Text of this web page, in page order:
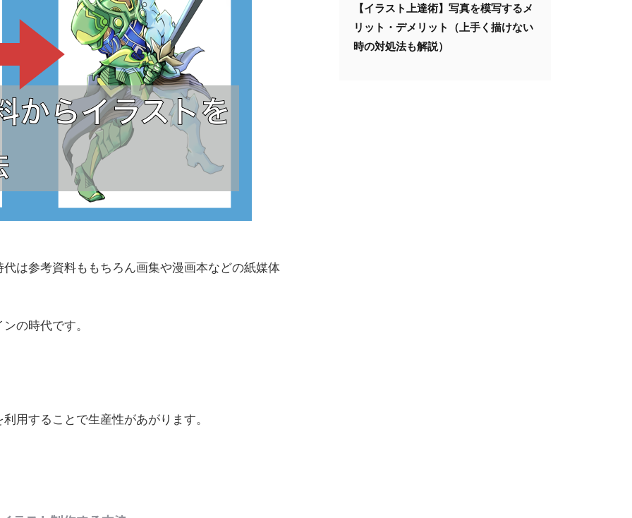
は参考資料ももちろん画集や漫画本などの紙媒体
の時代です。
用することで生産性があがります。
【イラスト上達術】写真を模写するメ
リット・デメリット（上手く描けない
時の対処法も解説）